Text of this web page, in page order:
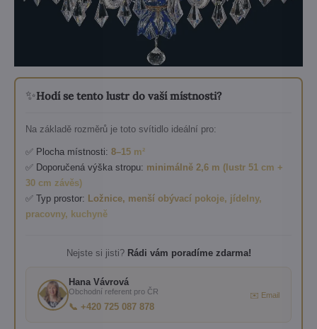
✨Hodí se tento lustr do vaší místnosti?
Na základě rozměrů je toto svítidlo ideální pro:
✅ Plocha místnosti: 8–15 m²
✅ Doporučená výška stropu: minimálně 2,6 m (lustr 51 cm +
30 cm závěs)
✅ Typ prostor: Ložnice, menší obývací pokoje, jídelny,
pracovny, kuchyně
Nejste si jisti? Rádi vám poradíme zdarma!
Hana Vávrová
Obchodní referent pro ČR
📞 +420 725 087 878
✉️ Email